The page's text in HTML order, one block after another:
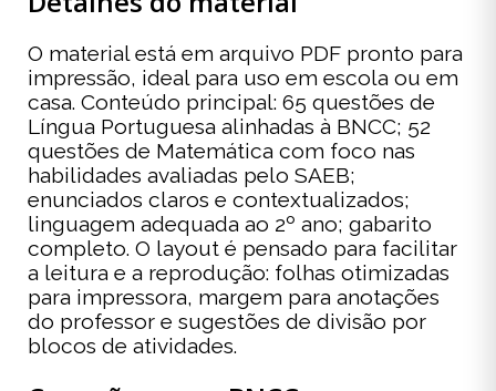
O material está em arquivo PDF pronto para
impressão, ideal para uso em escola ou em
casa. Conteúdo principal: 65 questões de
Língua Portuguesa alinhadas à BNCC; 52
questões de Matemática com foco nas
habilidades avaliadas pelo SAEB;
enunciados claros e contextualizados;
linguagem adequada ao 2º ano; gabarito
completo. O layout é pensado para facilitar
a leitura e a reprodução: folhas otimizadas
para impressora, margem para anotações
do professor e sugestões de divisão por
blocos de atividades.